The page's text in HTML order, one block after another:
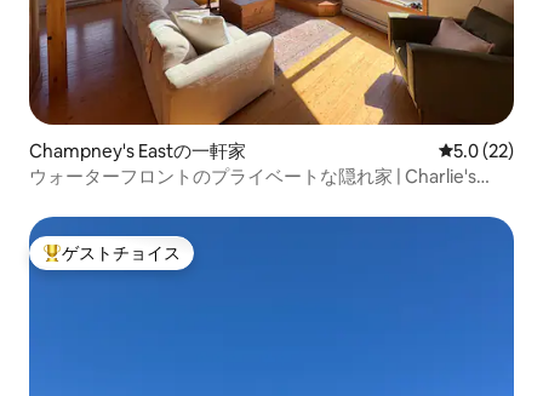
Champney's Eastの一軒家 レビュー22
5.0 (22)
ウォーターフロントのプライベートな隠れ家 | Charlie's
大好評のゲストチョイスです。
ゲストチョイス